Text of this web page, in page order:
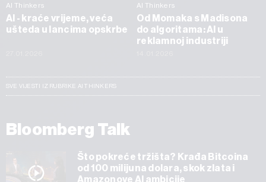
AI Thinkers
AI - kraće vrijeme, veća
ušteda u lancima opskrbe
AI Thinkers
Od Momaka s Madisona
do algoritama: AI u
reklamnoj industriji
SVE VIJESTI IZ RUBRIKE AI THINKERS
Bloomberg Talk
Što pokreće tržišta? Krađa Bitcoina
od 100 milijuna dolara, skok zlata i
Amazonove AI ambicije